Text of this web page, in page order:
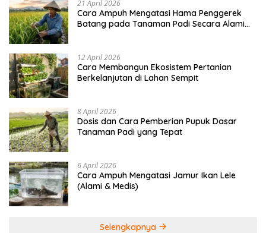
21 April 2026
Cara Ampuh Mengatasi Hama Penggerek
Batang pada Tanaman Padi Secara Alami
12 April 2026
Cara Membangun Ekosistem Pertanian
Berkelanjutan di Lahan Sempit
8 April 2026
Dosis dan Cara Pemberian Pupuk Dasar
Tanaman Padi yang Tepat
6 April 2026
Cara Ampuh Mengatasi Jamur Ikan Lele
(Alami & Medis)
Selengkapnya